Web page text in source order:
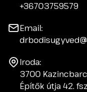
+36703759579
Email:
Iroda:
3700
Építők útja 42.